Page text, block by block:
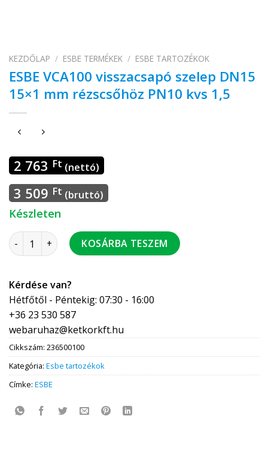
KEZDŐLAP / ESBE TERMÉKEK / ESBE TARTOZÉKOK
ESBE VCA100 visszacsapó szelep DN15
15×1 mm rézscsőhöz PN10 kvs 1,5
2 763 Ft (nettó)
3 509 Ft (bruttó)
Készleten
ESBE VCA100 visszacsapó szelep DN15 15x1 mm rézscsőhöz
KOSÁRBA TESZEM
Kérdése van?
Hétfőtől - Péntekig: 07:30 - 16:00
+36 23 530 587
webaruhaz@ketkorkft.hu
Cikkszám: 236500100
Kategória: Esbe tartozékok
Címke: ESBE